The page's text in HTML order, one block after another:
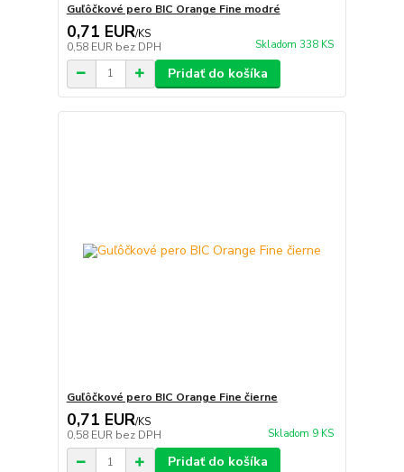
Guľôčkové pero BIC Orange Fine modré
0,71 EUR/KS
0,58 EUR bez DPH Skladom 338 KS
Pridať do košíka
Guľôčkové pero BIC Orange Fine čierne
0,71 EUR/KS
0,58 EUR bez DPH Skladom 9 KS
Pridať do košíka